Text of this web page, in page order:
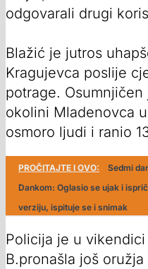
odgovarali drugi
Blažić je jutros
Kragujevca poslije
potrage.
okolini Mladenovca
osmoro ljudi i ranio
PROČITAJTE I OVO:
Sedmi
Dankom: Oglasio se ujak i
verziju, ispituje se i snimak
Policija je u
B.pronašla još